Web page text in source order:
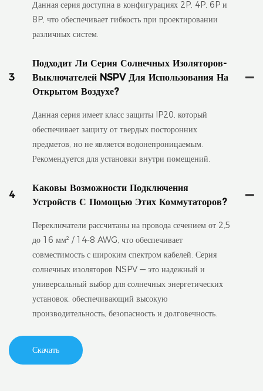
Данная серия доступна в конфигурациях 2P, 4P, 6P и
8P, что обеспечивает гибкость при проектировании
различных систем.
3
Подходит Ли Серия Солнечных Изоляторов-
Выключателей NSPV Для Использования На
Открытом Воздухе?
Данная серия имеет класс защиты IP20, который
обеспечивает защиту от твердых посторонних
предметов, но не является водонепроницаемым.
Рекомендуется для установки внутри помещений.
4
Каковы Возможности Подключения
Устройств С Помощью Этих Коммутаторов?
Переключатели рассчитаны на провода сечением от 2,5
до 16 мм² / 14-8 AWG, что обеспечивает
совместимость с широким спектром кабелей. Серия
солнечных изоляторов NSPV — это надежный и
универсальный выбор для солнечных энергетических
установок, обеспечивающий высокую
производительность, безопасность и долговечность.
Скачать